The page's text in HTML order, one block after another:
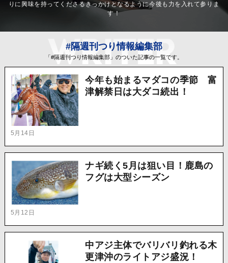
りに興味を持ってくださるきっかけとなるように今後も力を入れて参りま
す！
#隔週刊つり情報編集部
「#隔週刊つり情報編集部」のついた記事の一覧です。
5月14日
今年も始まるマダコの季節 富
津解禁日は大ダコ続出！
5月12日
ナギ続く5月は狙い目！鹿島の
フグは大型シーズン
中アジ主体でバリバリ釣れる木
更津沖のライトアジ盛況！